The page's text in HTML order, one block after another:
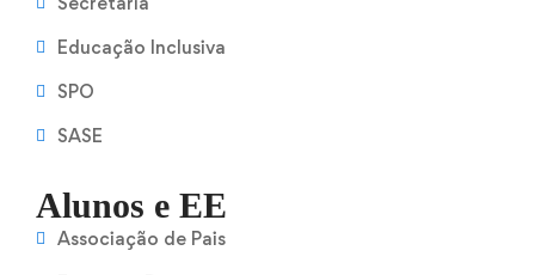
Educação Inclusiva
SPO
SASE
Alunos e EE
Associação de Pais